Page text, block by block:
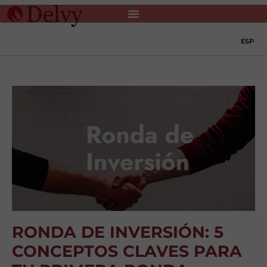
ESP
RONDA DE INVERSIÓN: 5
CONCEPTOS CLAVES PARA